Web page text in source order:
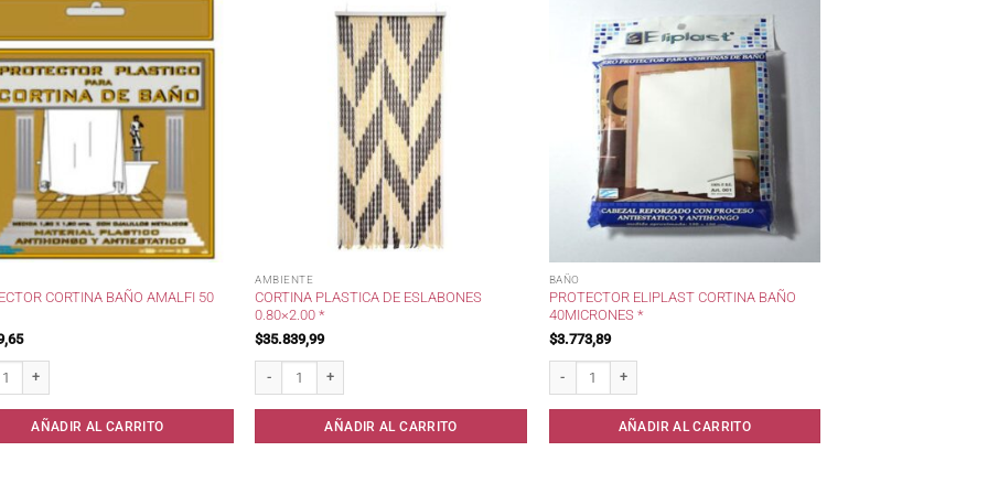
CORTINA BAÑO AMALFI 50
AÑADIR AL CARRITO
AMBIENTE
CORTINA PLASTICA DE ESLABONES
0.80×2.00 *
$35.839,99
AÑADIR AL CARRITO
BAÑO
PROTECTOR ELIPLAST CORTINA BAÑO
40MICRONES *
$3.773,89
AÑADIR AL CARRITO